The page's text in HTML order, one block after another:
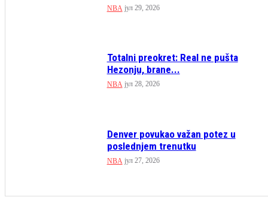
NBA јул 29, 2026
Totalni preokret: Real ne pušta
Hezonju, brane...
NBA јул 28, 2026
Denver povukao važan potez u
poslednjem trenutku
NBA јул 27, 2026